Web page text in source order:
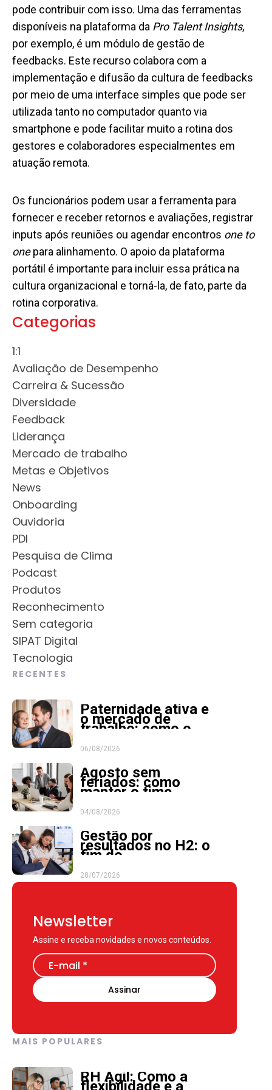
pode contribuir com isso. Uma das ferramentas
disponíveis na plataforma da Pro Talent Insights,
por exemplo, é um módulo de gestão de
feedbacks. Este recurso colabora com a
implementação e difusão da cultura de feedbacks
por meio de uma interface simples que pode ser
utilizada tanto no computador quanto via
smartphone e pode facilitar muito a rotina dos
gestores e colaboradores especialmentes em
atuação remota.
Os funcionários podem usar a ferramenta para
fornecer e receber retornos e avaliações, registrar
inputs após reuniões ou agendar encontros one to
onepara alinhamento. O apoio da plataforma
portátil é importante para incluir essa prática na
cultura organizacional e torná-la, de fato, parte da
rotina corporativa.
Categorias
1:1
Avaliação de Desempenho
Carreira & Sucessão
Diversidade
Feedback
Liderança
Mercado de trabalho
Metas e Objetivos
News
Onboarding
Ouvidoria
PDI
Pesquisa de Clima
Podcast
Produtos
Reconhecimento
Sem categoria
SIPAT Digital
Tecnologia
RECENTES
Paternidade ativa e
o mercado de
trabalho: como o
essa jornada
06/08/2026
Agosto sem
feriados: como
manter o time
em meses longos
04/08/2026
Gestão por
resultados no H2: o
fim do
28/07/2026
Newsletter
Assine e receba novidades e novos conteúdos.
MAIS POPULARES
RH Ágil: Como a
flexibilidade e a